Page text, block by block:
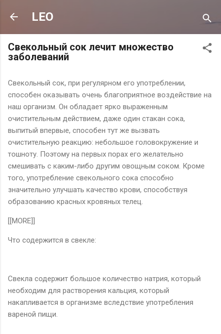
LEO
Свекольный сок лечит множество
заболеваний
Свекольный сок, при регулярном его употреблении,
способен оказывать очень благоприятное воздействие на
наш организм. Он обладает ярко выраженным
очистительным действием, даже один стакан сока,
выпитый впервые, способен тут же вызвать
очистительную реакцию: небольшое головокружение и
тошноту. Поэтому на первых порах его желательно
смешивать с каким-либо другим овощным соком. Кроме
того, употребление свекольного сока способно
значительно улучшать качество крови, способствуя
образованию красных кровяных телец.
[[MORE]]
Что содержится в свекле:
Свекла содержит большое количество натрия, который
необходим для растворения кальция, который
накапливается в организме вследствие употребления
вареной пищи.